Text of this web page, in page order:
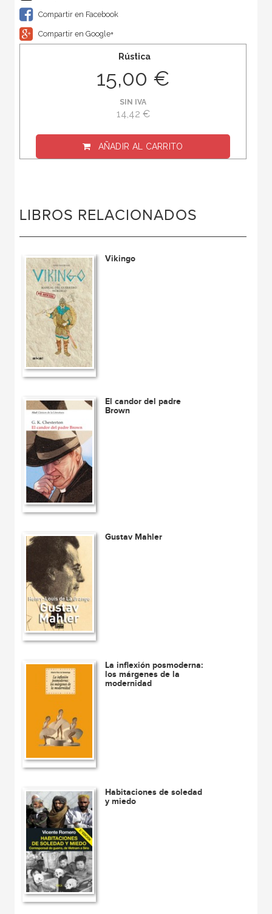
Compartir en Facebook
Compartir en Google+
Rústica
15,00 €
SIN IVA
14,42 €
AÑADIR AL CARRITO
LIBROS RELACIONADOS
Vikingo
El candor del padre
Brown
Gustav Mahler
La inflexión posmoderna:
los márgenes de la
modernidad
Habitaciones de soledad
y miedo